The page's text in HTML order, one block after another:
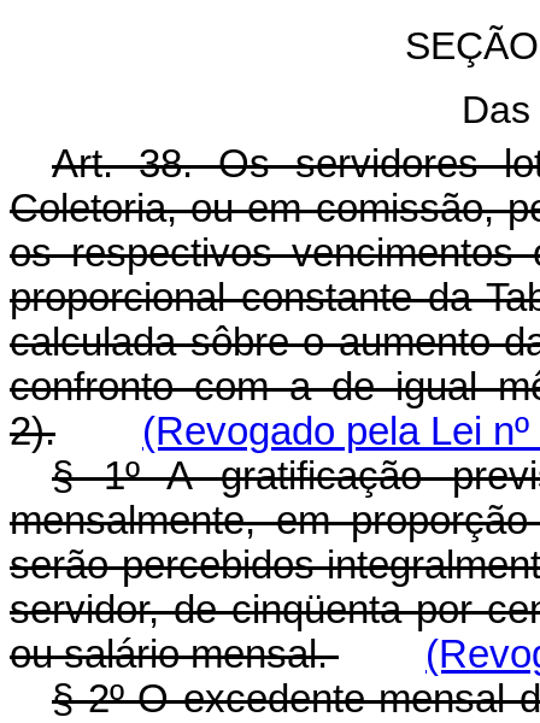
Art. 38. Os servidores
Coletoria, ou em comissão,
os respectivos
proporcional constante da
calculada sôbre o aumento
confronto com a de igual
2).
(Revogado pela Lei
§ 1º A gratificação
mensalmente, em
serão percebidos
servidor, de cinqüenta por
ou salário mensal.
§ 2º O excedente mensal